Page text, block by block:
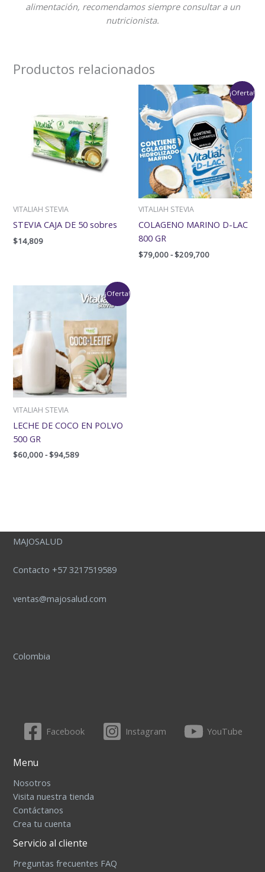
alimentación, recomendamos siempre consultar a un
nutricionista.
Productos relacionados
VITALIAH STEVIA
STEVIA CAJA DE 50 sobres
$14,809
¡Oferta!
VITALIAH STEVIA
COLAGENO MARINO D-LAC
800 GR
$79,000-$209,700
Rango
de
precios:
desde
$79,000
hasta
$209,700
¡Oferta!
VITALIAH STEVIA
LECHE DE COCO EN POLVO
500 GR
$60,000-$94,589
de
precios:
desde
$60,000
hasta
$94,589
MAJOSALUD
Contacto +57 3217519589
ventas@majosalud.com
Colombia
Facebook Instagram YouTube
Menu
Nosotros
Visita nuestra tienda
Contáctanos
Crea tu cuenta
Servicio al cliente
Preguntas frecuentes FAQ